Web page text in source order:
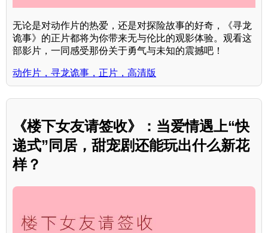
无论是对动作片的热爱，还是对探险故事的好奇，《寻龙
诡事》的正片都将为你带来无与伦比的观影体验。观看这
部影片，一同感受那份关于勇气与未知的震撼吧！
动作片，寻龙诡事，正片，高清版
《楼下女友请签收》：当爱情遇上“快
递式”同居，甜宠剧还能玩出什么新花
样？